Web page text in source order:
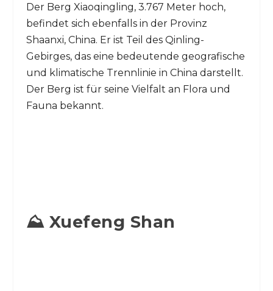
Der Berg Xiaoqingling, 3.767 Meter hoch,
befindet sich ebenfalls in der Provinz
Shaanxi, China. Er ist Teil des Qinling-
Gebirges, das eine bedeutende geografische
und klimatische Trennlinie in China darstellt.
Der Berg ist für seine Vielfalt an Flora und
Fauna bekannt.
⛰️ Xuefeng Shan